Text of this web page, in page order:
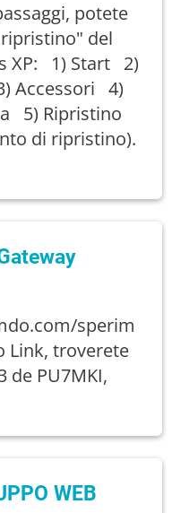
potete
del
XP: 1) Start 2)
Accessori 4)
5) Ripristino
di ripristino).
sperim
Link, troverete
de PU7MKI,
WEB